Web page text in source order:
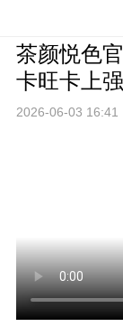
茶颜悦色
卡旺卡上
2026-06-03 16:41